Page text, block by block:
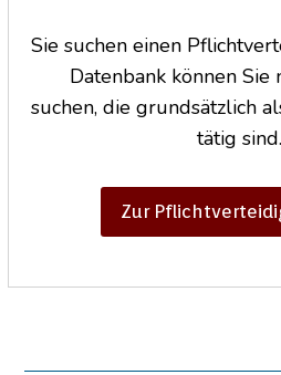
Sie suchen einen
Datenbank können Sie
suchen, die grundsätzlich
tätig sind.
Zur